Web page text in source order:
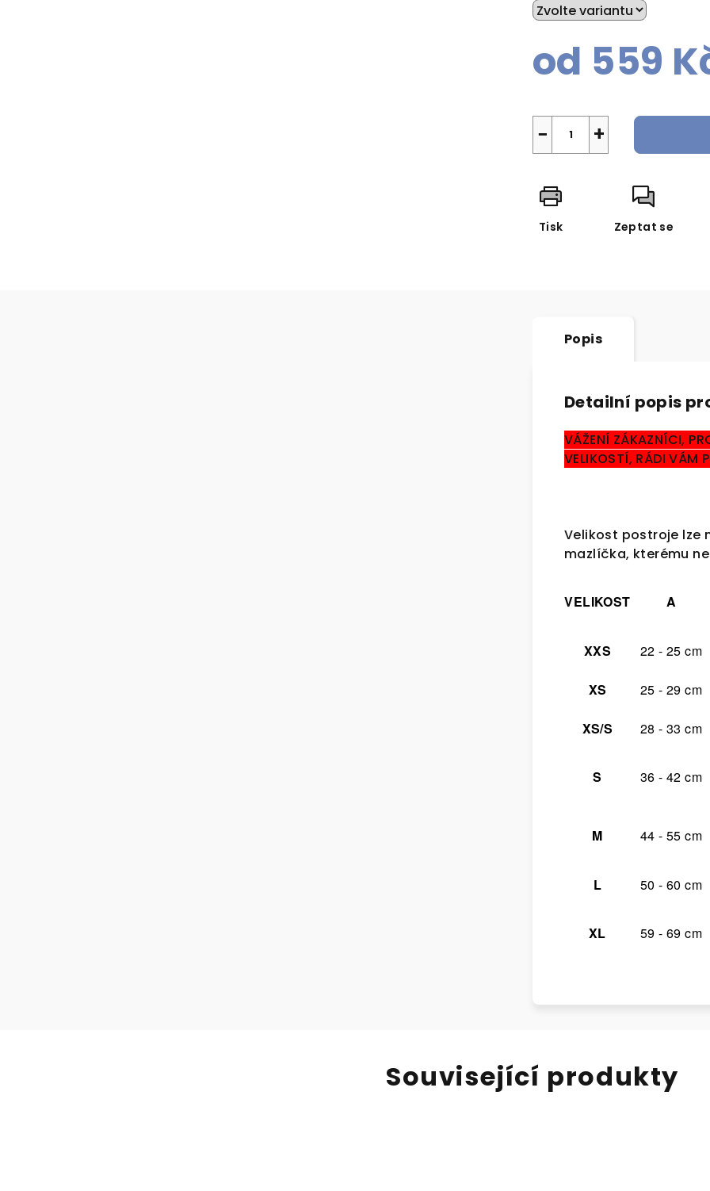
od 559
cena:
+
−
Tisk Zeptat se
Popis
Detailní popis
VÁŽENÍ ZÁKAZNÍCI,
VELIKOSTÍ, RÁDI VÁM
Velikost postroje lze
mazlíčka, kterému
VELIKOST A
XXS 22 - 25 cm
XS 25 - 29 cm
XS/S 28 - 33 cm
S 36 - 42 cm
M 44 - 55 cm
L 50 - 60 cm
XL 59 - 69 cm
Související produkty